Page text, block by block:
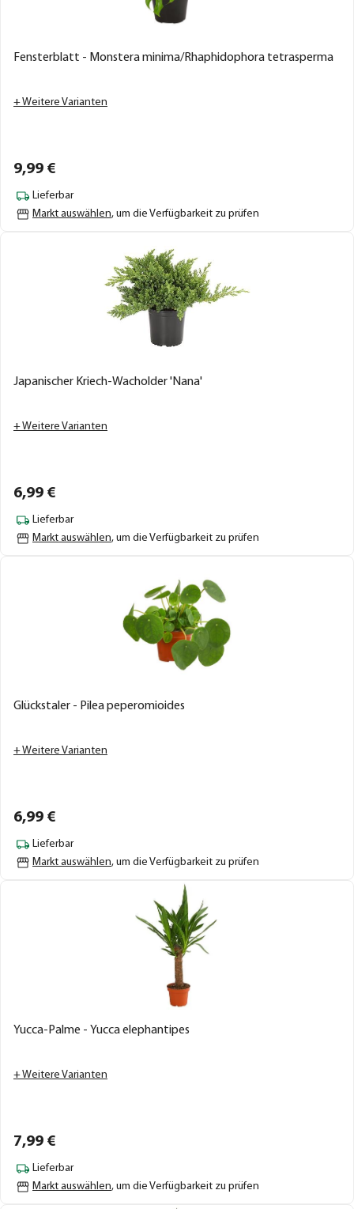
Fensterblatt - Monstera minima/Rhaphidophora tetrasperma
+ Weitere Varianten
9,99 €
Lieferbar
Markt auswählen, um die Verfügbarkeit zu prüfen
Japanischer Kriech-Wacholder 'Nana'
+ Weitere Varianten
6,99 €
Lieferbar
Markt auswählen, um die Verfügbarkeit zu prüfen
Glückstaler - Pilea peperomioides
+ Weitere Varianten
6,99 €
Lieferbar
Markt auswählen, um die Verfügbarkeit zu prüfen
Yucca-Palme - Yucca elephantipes
+ Weitere Varianten
7,99 €
Lieferbar
Markt auswählen, um die Verfügbarkeit zu prüfen